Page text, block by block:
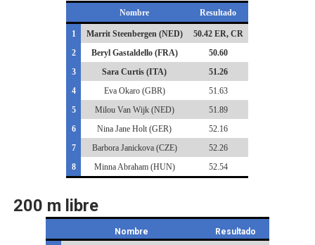
Nombre Resultado
1 Marrit Steenbergen (NED)
50.42 ER, CR
2
Beryl Gastaldello (FRA)
50.60
3
Sara Curtis (ITA)
51.26
4
Eva Okaro (GBR)
51.63
5
Milou Van Wijk (NED)
51.89
6
Nina Jane Holt (GER)
52.16
7
Barbora Janickova (CZE)
52.26
8
Minna Abraham (HUN) 52.54
200 m libre
Nombre Resultado